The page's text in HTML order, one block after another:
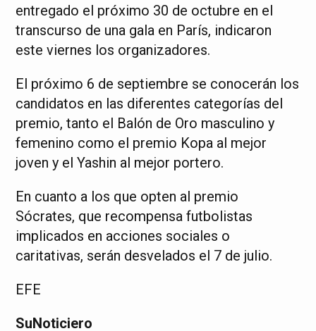
entregado el próximo 30 de octubre en el
transcurso de una gala en París, indicaron
este viernes los organizadores.
El próximo 6 de septiembre se conocerán los
candidatos en las diferentes categorías del
premio, tanto el Balón de Oro masculino y
femenino como el premio Kopa al mejor
joven y el Yashin al mejor portero.
En cuanto a los que opten al premio
Sócrates, que recompensa futbolistas
implicados en acciones sociales o
caritativas, serán desvelados el 7 de julio.
EFE
SuNoticiero